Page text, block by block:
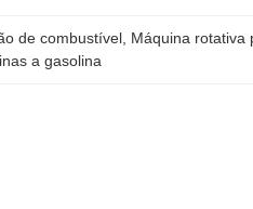
de combustível Máquina rotativa
a gasolina